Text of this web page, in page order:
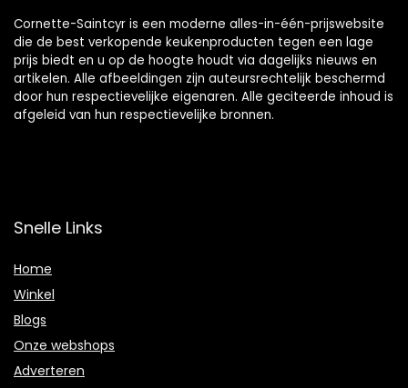
Cornette-Saintcyr is een moderne alles-in-één-prijswebsite
die de best verkopende keukenproducten tegen een lage
prijs biedt en u op de hoogte houdt via dagelijks nieuws en
artikelen. Alle afbeeldingen zijn auteursrechtelijk beschermd
door hun respectievelijke eigenaren. Alle geciteerde inhoud is
afgeleid van hun respectievelijke bronnen.
Snelle Links
Home
Winkel
Blogs
Onze webshops
Adverteren